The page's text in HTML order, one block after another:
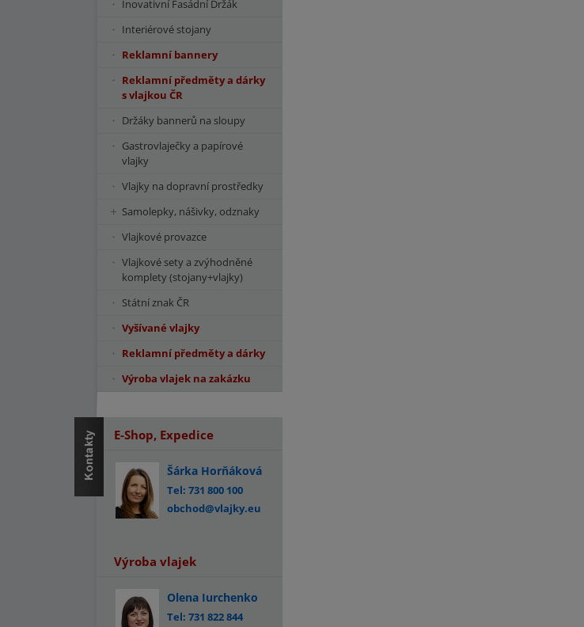
Inovativní Fasádní Držák
Interiérové stojany
Reklamní bannery
Reklamní předměty a dárky
s vlajkou ČR
Držáky bannerů na sloupy
Gastrovlaječky a papírové
vlajky
Vlajky na dopravní prostředky
Samolepky, nášivky, odznaky
Vlajkové provazce
Vlajkové sety a zvýhodněné
komplety (stojany+vlajky)
Státní znak ČR
Vyšívané vlajky
Reklamní předměty a dárky
Výroba vlajek na zakázku
E-Shop, Expedice
Šárka Horňáková
Tel: 731 800 100
obchod@vlajky.eu
Výroba vlajek
Olena Iurchenko
Tel: 731 822 844